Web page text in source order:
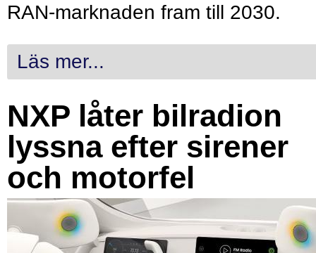
RAN-marknaden fram till 2030.
Läs mer...
NXP låter bilradion
lyssna efter sirener
och motorfel